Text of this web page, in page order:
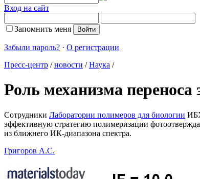
Вход на сайт
Запомнить меня
Забыли пароль? · О регистрации
Пресс-центр /новости /Наука /
Роль механизма
Сотрудники Лаборатории полимеров для биологии
эффективную стратегию полимеризации
из ближнего ИК-диапазона спектра.
Григоров А.С.